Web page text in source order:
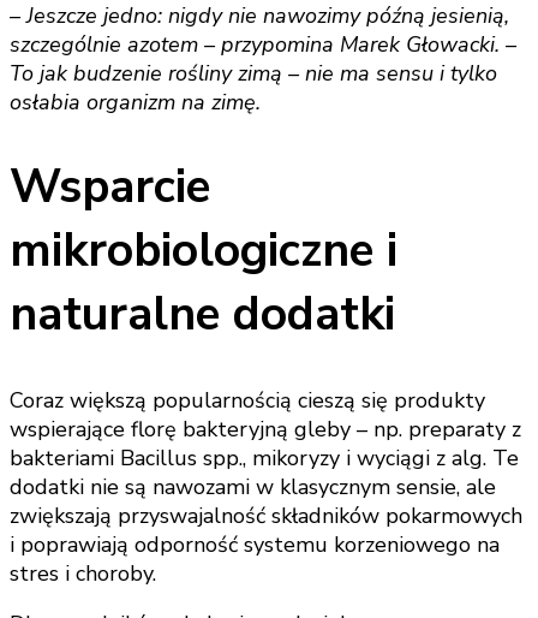
– Jeszcze jedno: nigdy nie nawozimy późną jesienią,
szczególnie azotem – przypomina Marek Głowacki. –
To jak budzenie rośliny zimą – nie ma sensu i tylko
osłabia organizm na zimę.
Wsparcie
mikrobiologiczne i
naturalne dodatki
Coraz większą popularnością cieszą się produkty
wspierające florę bakteryjną gleby – np. preparaty z
bakteriami Bacillus spp., mikoryzy i wyciągi z alg. Te
dodatki nie są nawozami w klasycznym sensie, ale
zwiększają przyswajalność składników pokarmowych
i poprawiają odporność systemu korzeniowego na
stres i choroby.